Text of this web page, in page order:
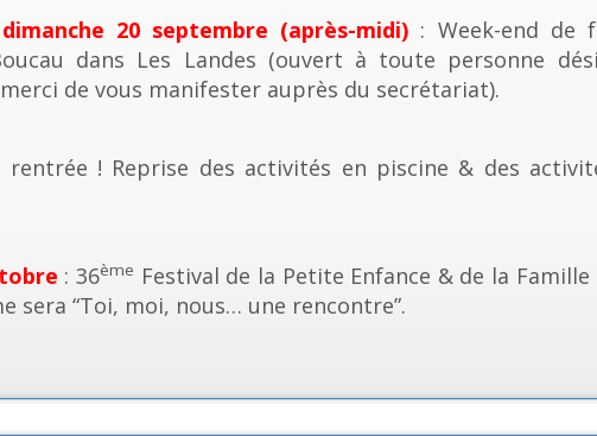
20 septembre (après-midi) : Week-end de
dans Les Landes (ouvert à toute personne
de vous manifester auprès du secrétariat).
rentrée ! Reprise des activités en piscine & des
: 36ème Festival de la Petite Enfance & de la Famille
sera “Toi, moi, nous… une rencontre”.